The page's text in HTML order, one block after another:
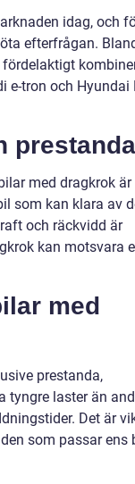
idag, och
efterfrågan.
e-tron och Hyundai
prestanda
med dragkrok är
som kan klara av
och räckvidd är
kan motsvara
med
prestanda,
tyngre laster än
Det är
som passar ens